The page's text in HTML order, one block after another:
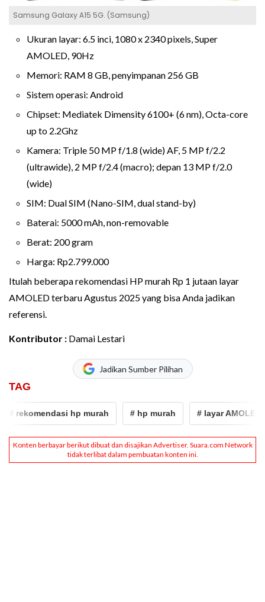
Samsung Galaxy A15 5G. (Samsung)
Ukuran layar: 6.5 inci, 1080 x 2340 pixels, Super
AMOLED, 90Hz
Memori: RAM 8 GB, penyimpanan 256 GB
Sistem operasi: Android
Chipset: Mediatek Dimensity 6100+ (6 nm), Octa-core
up to 2.2Ghz
Kamera: Triple 50 MP f/1.8 (wide) AF, 5 MP f/2.2
(ultrawide), 2 MP f/2.4 (macro); depan 13 MP f/2.0
(wide)
SIM: Dual SIM (Nano-SIM, dual stand-by)
Baterai: 5000 mAh, non-removable
Berat: 200 gram
Harga: Rp2.799.000
Itulah beberapa rekomendasi HP murah Rp 1 jutaan layar
AMOLED terbaru Agustus 2025 yang bisa Anda jadikan
referensi.
Kontributor : Damai Lestari
Jadikan Sumber Pilihan
TAG
hp murah # hp murah # layar AMOLED